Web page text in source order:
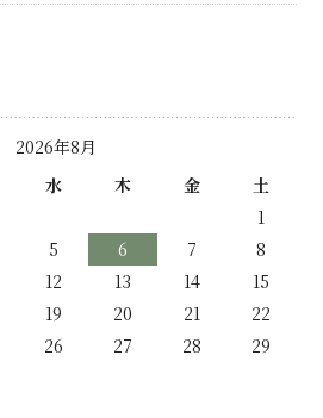
2026年8月
水 木 金 土
1
5 6 7
8
12 13 14
15
19 20 21
22
26 27 28
29